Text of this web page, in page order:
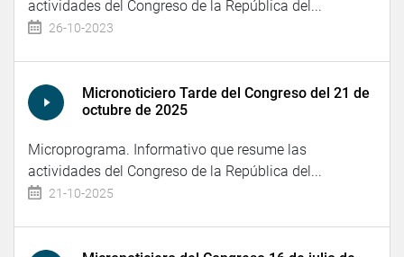
actividades del Congreso de la República del...
26-10-2023
Micronoticiero Tarde del Congreso del 21 de
octubre de 2025
Microprograma. Informativo que resume las
actividades del Congreso de la República del...
21-10-2025